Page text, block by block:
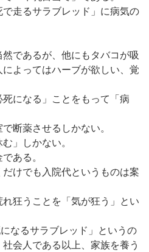
走るサラブレッド」に病気の
であるが、他にもタバコが吸
よってはハーブが欲しい、覚
になる」ことをもって「病
断薬させるしかない。
」しかない。
ある。
けでも入院代というものは案
狂うことを「気が狂う」とい
なるサラブレッド」というの
会人である以上、家族を養う